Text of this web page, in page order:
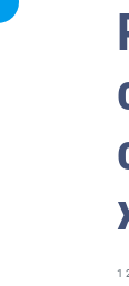
Выставки и
Рыбоохрана
Большая